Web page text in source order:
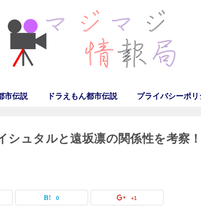
市伝説 ドラえもん都市伝説 プライバシーポリ
シュタルと遠坂凛の関係性を考察
0 +1